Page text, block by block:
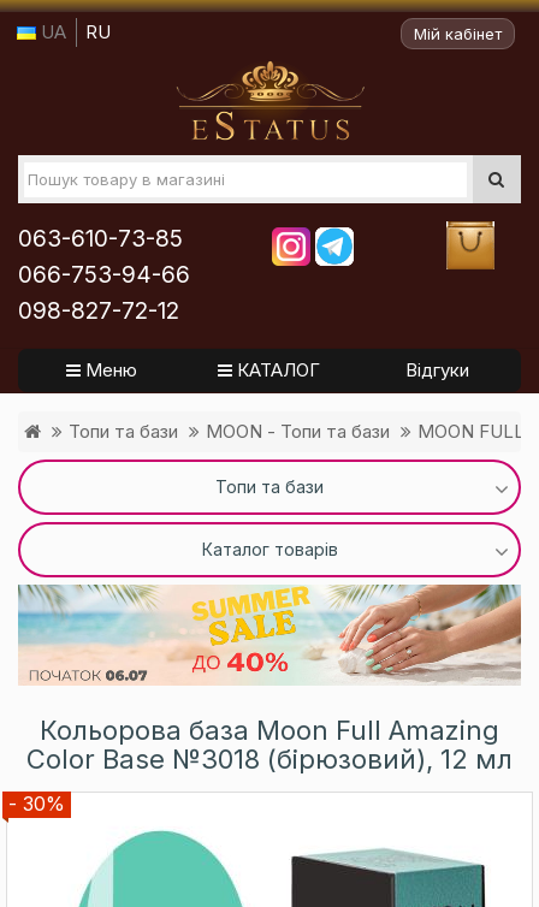
UA RU Мій кабінет
063-610-73-85
066-753-94-66
098-827-72-12
Меню КАТАЛОГ Відгуки
Топи та бази MOON - Топи та бази MOON FULL
Топи та бази
Каталог товарів
Кольорова база Moon Full Amazing
Color Base №3018 (бірюзовий), 12 мл
- 30%